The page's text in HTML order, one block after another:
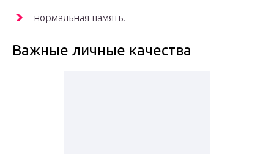
нормальная память.
Важные личные качества